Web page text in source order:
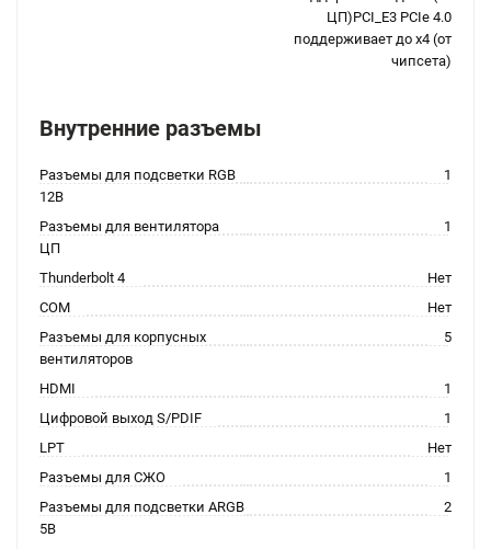
ЦП)PCI_E3 PCIe 4.0
поддерживает до x4 (от
чипсета)
Внутренние разъемы
Разъемы для подсветки RGB
12В
1
Разъемы для вентилятора
ЦП
1
Thunderbolt 4
Нет
COM
Нет
Разъемы для корпусных
вентиляторов
5
HDMI
1
Цифровой выход S/PDIF
1
LPT
Нет
Разъемы для СЖО
1
Разъемы для подсветки ARGB
5В
2